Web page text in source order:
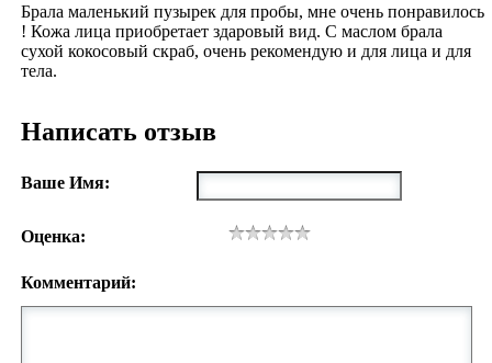
Брала маленький пузырек для пробы, мне очень понравилось
! Кожа лица приобретает здаровый вид. С маслом брала
сухой кокосовый скраб, очень рекомендую и для лица и для
тела.
Написать отзыв
Ваше Имя:
Оценка:
Комментарий: